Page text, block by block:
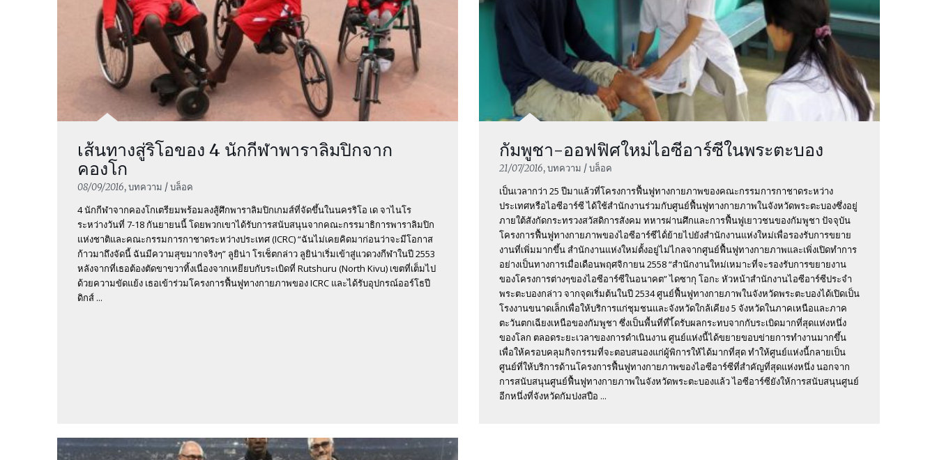
เส้นทางสู่ริโอของ 4 นักกีฬาพาราลิมปิกจาก
คองโก
08/09/2016, บทความ / บล็อค
4 นักกีฬาจากคองโกเตรียมพร้อมลงสู้ศึกพาราลิมปิกเกมส์ที่จัดขึ้นในนครริโอ เด จาไนโร
ระหว่างวันที่ 7-18 กันยายนนี้ โดยพวกเขาได้รับการสนับสนุนจากคณะกรรมาธิการพาราลิมปิก
แห่งชาติและคณะกรรมการกาชาดระหว่างประเทศ (ICRC) “ฉันไม่เคยคิดมาก่อนว่าจะมีโอกาส
ก้าวมาถึงจัดนี้ ฉันมีความสุขมากจริงๆ” ลูยิน่า โรเช็ตกล่าว ลูยิน่าเริ่มเข้าสู่แวดวงกีฬาในปี 2553
หลังจากที่เธอต้องตัดขาขวาทิ้งเนื่องจากเหยียบกับระเบิดที่ Rutshuru (North Kivu) เขตที่เต็มไป
ด้วยความขัดแย้ง เธอเข้าร่วมโครงการฟื้นฟูทางกายภาพของ ICRC และได้รับอุปกรณ์ออร์โธปี
ดิกส์ ...
กัมพูชา-ออฟฟิศใหม่ไอซีอาร์ซีในพระตะบอง
21/07/2016, บทความ / บล็อค
เป็นเวลากว่า 25 ปีมาแล้วที่โครงการฟื้นฟูทางกายภาพของคณะกรรมการกาชาดระหว่าง
ประเทศหรือไอซีอาร์ซี ได้ใช้สำนักงานร่วมกับศูนย์ฟื้นฟูทางกายภาพในจังหวัดพระตะบองซึ่งอยู่
ภายใต้สังกัดกระทรวงสวัสดิการสังคม ทหารผ่านศึกและการฟื้นฟูเยาวชนของกัมพูชา ปัจจุบัน
โครงการฟื้นฟูทางกายภาพของไอซีอาร์ซีได้่ย้ายไปยังสำนักงานแห่งใหม่เพื่อรองรับการขยาย
งานที่เพิ่มมากขึ้น สำนักงานแห่งใหม่ตั้งอยู่ไม่ไกลจากศูนย์ฟื้นฟูทางกายภาพและเพิ่งเปิดทำการ
อย่างเป็นทางการเมื่อเดือนพฤศจิกายน 2558 “สำนักงานใหม่เหมาะที่จะรองรับการขยายงาน
ของโครงการต่างๆของไอซีอาร์ซีในอนาคต” ไดซากุ โอกะ หัวหน้าสำนักงานไอซีอาร์ซีประจำ
พระตะบองกล่าว จากจุดเริ่มต้นในปี 2534 ศูนย์ฟื้นฟูทางกายภาพในจังหวัดพระตะบองได้เปิดเป็น
โรงงานขนาดเล็กเพื่อให้บริการแก่ชุมชนและจังหวัดใกล้เคียง 5 จังหวัดในภาคเหนือและภาค
ตะวันตกเฉียงเหนือของกัมพูชา ซึ่งเป็นพื้นที่ที่ไ้ดรับผลกระทบจากกับระเบิดมากที่สุดแห่งหนึ่ง
ของโลก ตลอดระยะเวลาของการดำเนินงาน ศูนย์แห่งนี้ได้ขยายขอบข่ายการทำงานมากขึ้น
เพื่อให้ครอบคลุมกิจกรรมที่จะตอบสนองแก่ผู้พิการให้ได้มากที่สุด ทำให้ศูนย์แห่งนี้กลายเป็น
ศูนย์ที่ให้บริการด้านโครงการฟื้นฟูทางกายภาพของไอซีอาร์ซีที่สำคัญที่สุดแห่งหนึ่ง นอกจาก
การสนับสนุนศูนย์ฟื้นฟูทางกายภาพในจังหวัดพระตะบองแล้ว ไอซีอาร์ซียังให้การสนับสนุนศูนย์
อีกหนึ่งที่จังหวัดกัมปงสปือ ...